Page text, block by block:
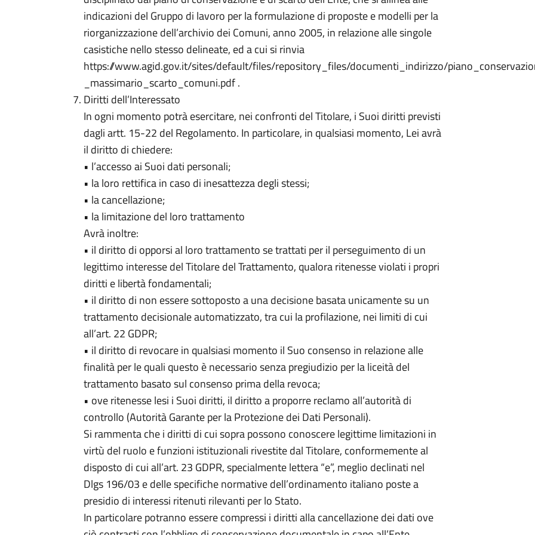
indicazioni del Gruppo di lavoro per la formulazione di proposte e modelli per la
riorganizzazione dell’archivio dei Comuni, anno 2005, in relazione alle singole
casistiche nello stesso delineate, ed a cui si rinvia
https://www.agid.gov.it/sites/default/files/repository_files/documenti_indirizzo/
_massimario_scarto_comuni.pdf .
Diritti dell’Interessato
In ogni momento potrà esercitare, nei confronti del Titolare, i Suoi diritti previsti
dagli artt. 15-22 del Regolamento. In particolare, in qualsiasi momento, Lei avrà
il diritto di chiedere:
• l’accesso ai Suoi dati personali;
• la loro rettifica in caso di inesattezza degli stessi;
• la cancellazione;
• la limitazione del loro trattamento
Avrà inoltre:
• il diritto di opporsi al loro trattamento se trattati per il perseguimento di un
legittimo interesse del Titolare del Trattamento, qualora ritenesse violati i propri
diritti e libertà fondamentali;
• il diritto di non essere sottoposto a una decisione basata unicamente su un
trattamento decisionale automatizzato, tra cui la profilazione, nei limiti di cui
all’art. 22 GDPR;
• il diritto di revocare in qualsiasi momento il Suo consenso in relazione alle
finalità per le quali questo è necessario senza pregiudizio per la liceità del
trattamento basato sul consenso prima della revoca;
• ove ritenesse lesi i Suoi diritti, il diritto a proporre reclamo all’autorità di
controllo (Autorità Garante per la Protezione dei Dati Personali).
Si rammenta che i diritti di cui sopra possono conoscere legittime limitazioni in
virtù del ruolo e funzioni istituzionali rivestite dal Titolare, conformemente al
disposto di cui all’art. 23 GDPR, specialmente lettera “e”, meglio declinati nel
Dlgs 196/03 e delle specifiche normative dell’ordinamento italiano poste a
presidio di interessi ritenuti rilevanti per lo Stato.
In particolare potranno essere compressi i diritti alla cancellazione dei dati ove